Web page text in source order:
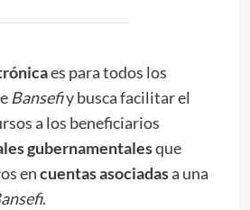
es para todos los
Bansefiy busca facilitar el
a los beneficiarios
gubernamentalesque
encuentas asociadasa una
.